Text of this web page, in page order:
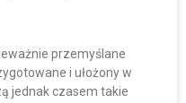
przemyślane
i ułożony w
jednak czasem takie